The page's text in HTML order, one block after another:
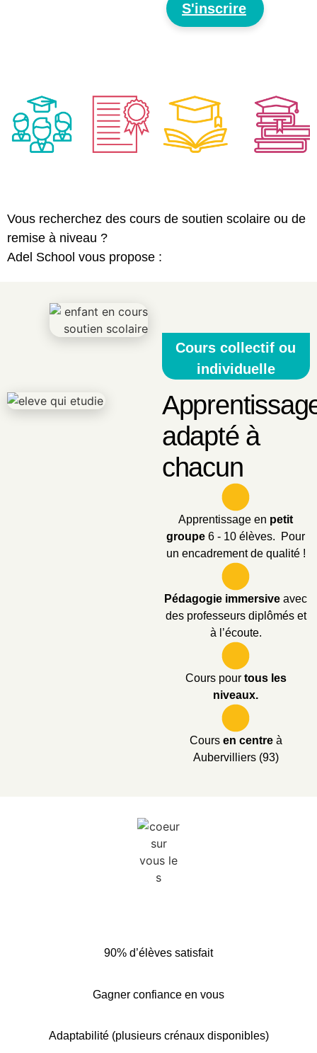
S'inscrire
Vous recherchez des cours de soutien scolaire ou de
remise à niveau ?
Adel School vous propose :
Cours collectif ou
individuelle
adapté à
chacun
Apprentissage en petit
groupe6 - 10 élèves. Pour
un encadrement de qualité !
Pédagogie immersive avec
des professeurs diplômés et
à l’écoute.
Cours pourtous les
niveaux.
Cours en centre à
Aubervilliers (93)
90% d’élèves satisfait
Gagner confiance en vous
Adaptabilité (plusieurs crénaux disponibles)